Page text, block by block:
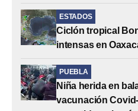
ESTADOS
Ciclón tropical
intensas en
PUEBLA
Niña herida en
vacunación